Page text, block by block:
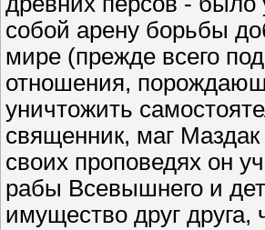
собой арену борьбы
мире (прежде всего
отношения,
уничтожить
священник, маг
своих проповедях он
рабы Всевышнего и
имущество друг